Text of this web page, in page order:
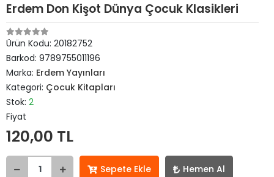
Erdem Don Kişot Dünya Çocuk Klasikleri
Ürün Kodu: 20182752
Barkod: 9789755011196
Marka: Erdem Yayınları
Kategori: Çocuk Kitapları
Stok: 2
Fiyat
120,00 TL
Sepete Ekle Hemen Al